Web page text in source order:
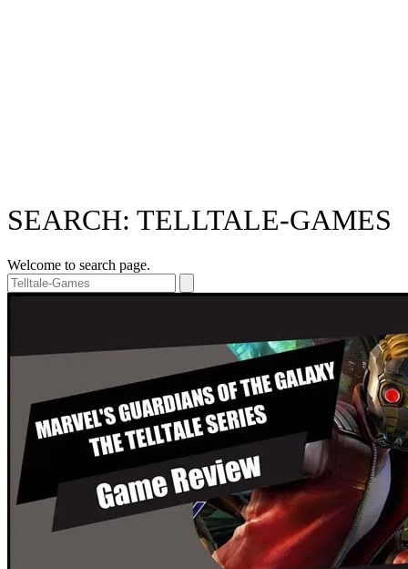
SEARCH: TELLTALE-GAMES
Welcome to search page.